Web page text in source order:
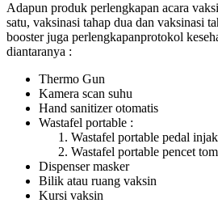
Adapun produk perlengkapan acara
satu, vaksinasi tahap dua dan vaksinasi
booster juga perlengkapanprotokol
diantaranya :
Thermo Gun
Kamera scan suhu
Hand sanitizer otomatis
Wastafel portable :
Wastafel portable pedal injak
Wastafel portable pencet
Dispenser masker
Bilik atau ruang vaksin
Kursi vaksin